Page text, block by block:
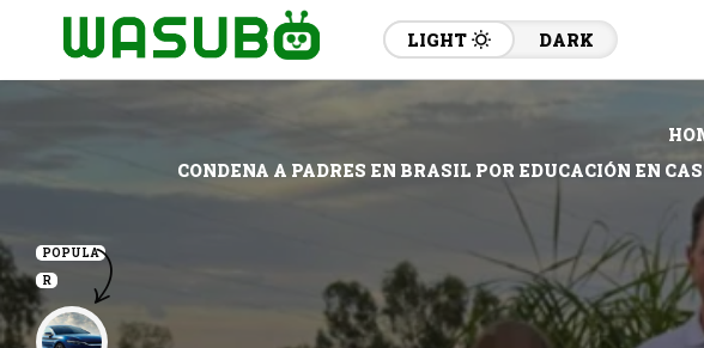
LIGHT DARK
CONDENA A PADRES EN BRASIL POR EDUCACIÓN EN
POPULA
R